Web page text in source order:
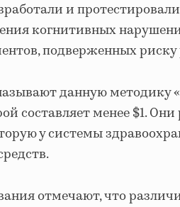
и
когнитивных
подверженных
данную методику
составляет менее $1.
у системы
отмечают, что